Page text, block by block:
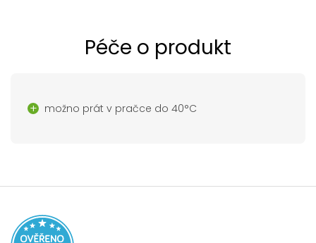
Péče o produkt
možno prát v pračce do 40°C